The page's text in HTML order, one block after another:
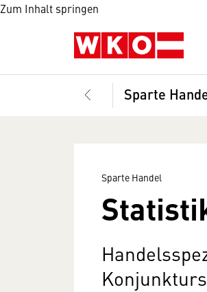
Zum Inhalt springen
Sparte
Sparte Handel